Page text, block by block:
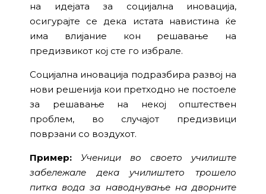
на идејата за социјална иновација,
осигурајте се дека истата навистина ќе
има влијание кон решавање на
предизвикот кој сте го избрале.
Социјална иновација подразбира развој на
нови решенија кои претходно не постоеле
за решавање на некој општествен
проблем, во случајот предизвици
поврзани со воздухот.
Пример:
Ученици во своето училиште
забележале дека училиштето трошело
питка вода за наводнување на дворните